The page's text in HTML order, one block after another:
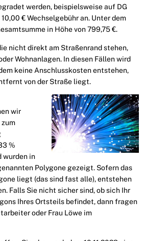
werden, beispielsweise auf DG
€ Wechselgebühr an. Unter dem
in Höhe von 799,75 €.
nicht direkt am Straßenrand stehen,
Wohnanlagen. In diesen Fällen wird
keine Anschlusskosten entstehen,
von der Straße liegt.
wir
%
wurden in
Polygone gezeigt. Sofern das
liegt (das sind fast alle), entstehen
Falls Sie nicht sicher sind, ob sich Ihr
Ihres Ortsteils be­findet, dann fragen
oder Frau Löwe im